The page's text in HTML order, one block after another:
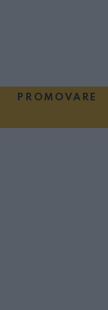
PROMOVARE